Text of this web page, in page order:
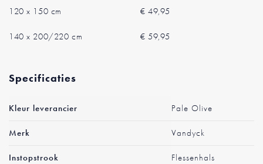
120 x 150 cm € 49,95
140 x 200/220 cm € 59,95
Specificaties
Meer
informatie
Kleur leverancier Pale Olive
Merk Vandyck
Instopstrook Flessenhals